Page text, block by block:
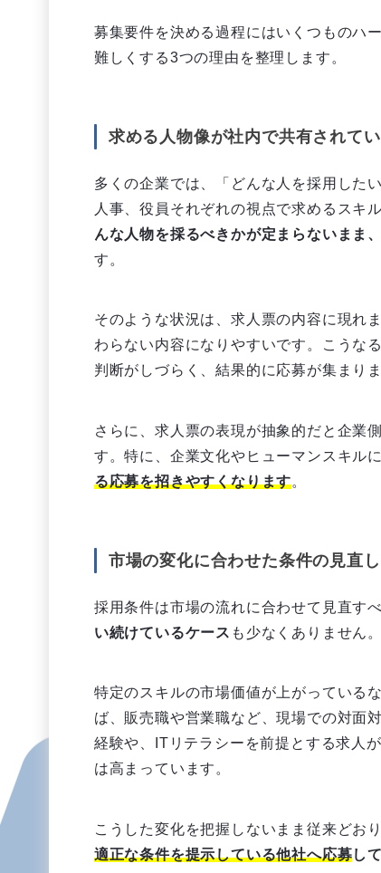
募集要件を決める過程にはいくつものハ
難しくする3つの理由を整理します。
求める人物像が社内で共有されて
多くの企業では、「どんな人を採用した
人事、役員それぞれの視点で求めるスキ
んな人物を採るべきかが定まらないまま
す。
そのような状況は、求人票の内容に現れ
わらない内容になりやすいです。こうな
判断がしづらく、結果的に応募が集まりま
さらに、求人票の表現が抽象的だと企業
す。特に、企業文化やヒューマンスキル
る応募を招きやすくなります。
市場の変化に合わせた条件の見直
採用条件は市場の流れに合わせて見直すべ
い続けているケース も少なくありません。
特定のスキルの市場価値が上がっている
ば、販売職や営業職など、現場での対面
経験や、ITリテラシーを前提とする求人
は高まっています。
こうした変化を把握しないまま従来どお
適正な条件を提示している他社へ応募し